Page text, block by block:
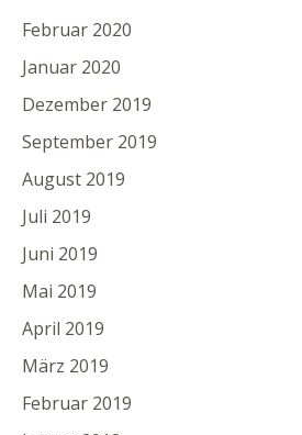
Februar 2020
Januar 2020
Dezember 2019
September 2019
August 2019
Juli 2019
Juni 2019
Mai 2019
April 2019
März 2019
Februar 2019